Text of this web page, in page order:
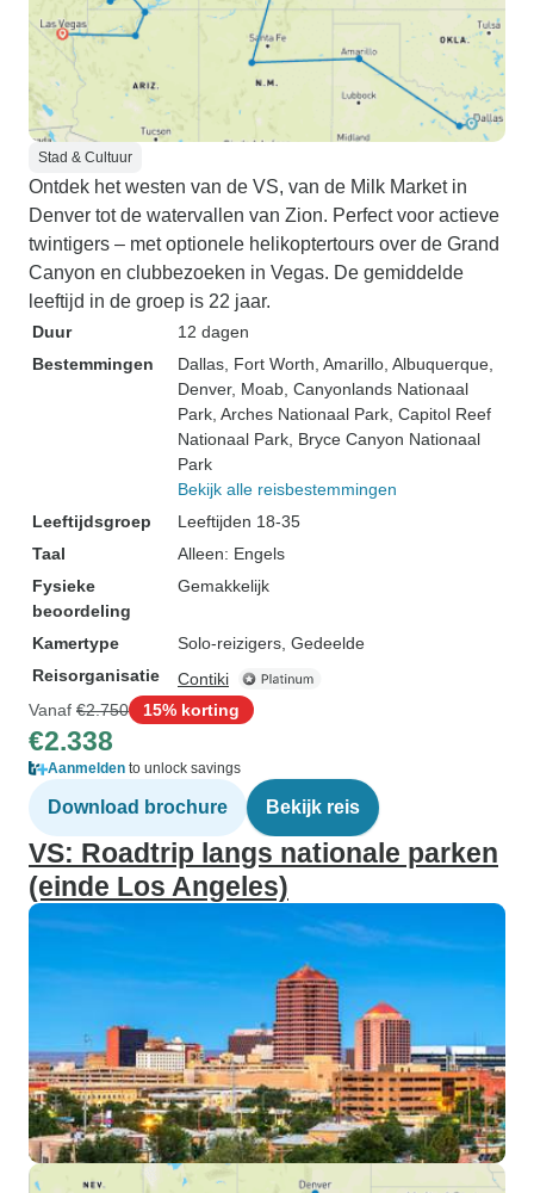
Stad & Cultuur
Ontdek het westen van de VS, van de Milk Market in
Denver tot de watervallen van Zion. Perfect voor actieve
twintigers – met optionele helikoptertours over de Grand
Canyon en clubbezoeken in Vegas. De gemiddelde
leeftijd in de groep is 22 jaar.
Duur
12 dagen
Bestemmingen
Dallas , Fort Worth , Amarillo , Albuquerque
Denver, Moab , Canyonlands Nationaal
Park , Arches Nationaal Park , Capitol Reef
Nationaal Park , Bryce Canyon Nationaal
Park
Bekijk alle reisbestemmingen
Leeftijdsgroep
Leeftijden 18-35
Taal
Alleen: Engels
Fysieke
beoordeling
Gemakkelijk
Kamertype
Solo-reizigers, Gedeelde
Reisorganisatie
Contiki
Vanaf €2.750 15% korting
€2.338
Aanmelden to unlock savings
Download brochure Bekijk reis
VS: Roadtrip langs nationale parken
(einde Los Angeles)